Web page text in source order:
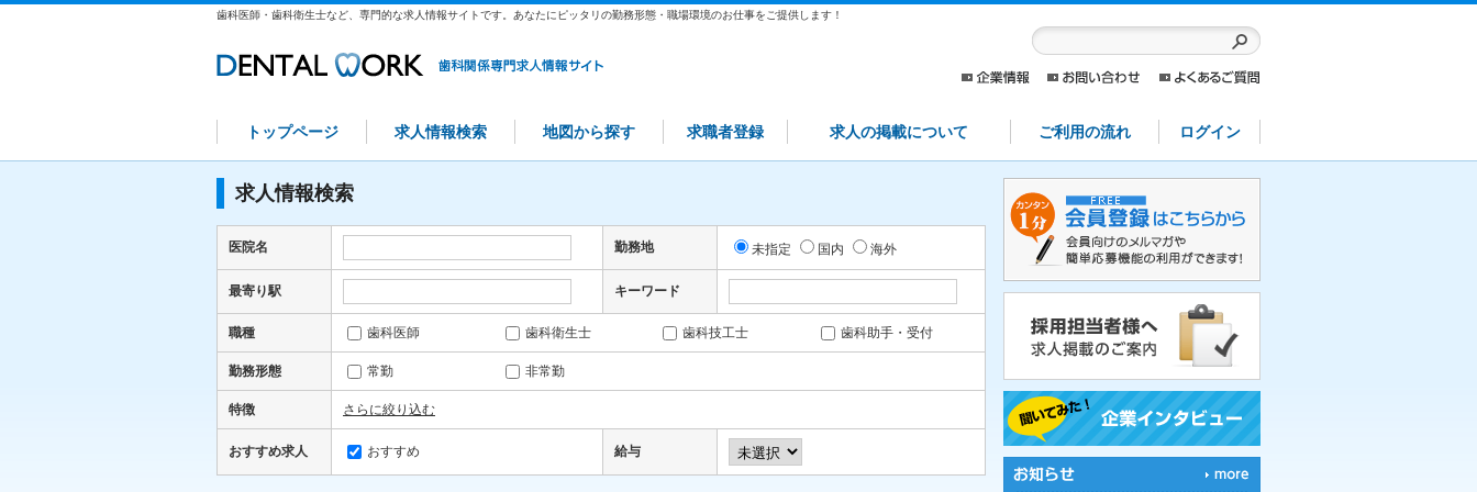
歯科医師・歯科衛生士など、専門的な求人情報サイトです。あなたにピッタリの勤務形態・職場環境のお仕事をご提供します！
トップページ 求人情報検索 地図から探す 求職者登録 求人の掲載について ご利用の流れ ログイン
求人情報検索
医院名 勤務地 未指定 国内 海外
最寄り駅 キーワード
職種 歯科医師 歯科衛生士 歯科技工士 歯科助手・受付
勤務形態 常勤 非常勤
特徴 さらに絞り込む
おすすめ求人 おすすめ 給与